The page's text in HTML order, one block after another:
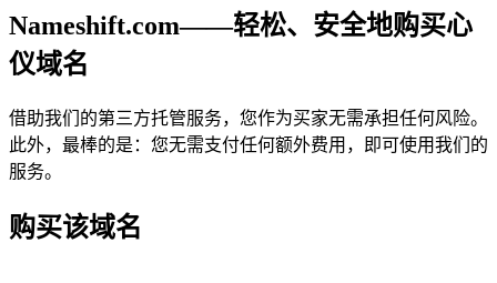
Nameshift.com——轻松、安全地购买心
仪域名
借助我们的第三方托管服务，您作为买家无需承担任何风险。
此外，最棒的是：您无需支付任何额外费用，即可使用我们的
服务。
购买该域名